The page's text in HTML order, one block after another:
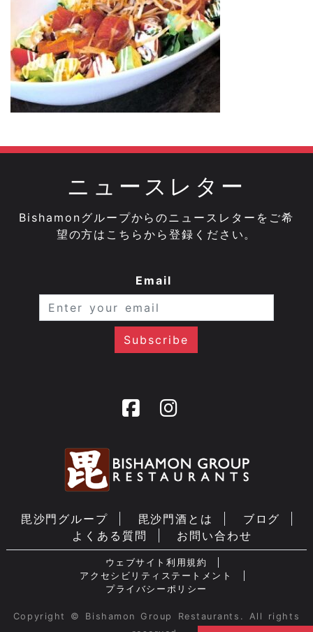
ニュースレター
Bishamonグループからのニュースレターをご希
望の方はこちらから登録ください。
Email
毘沙門グループ 毘沙門酒とは
ブログ
よくある質問
お問い合わせ
ウェブサイト利用規約
アクセシビリティステートメント
プライバシーポリシー
Copyright © Bishamon Group Restaurants. All rights